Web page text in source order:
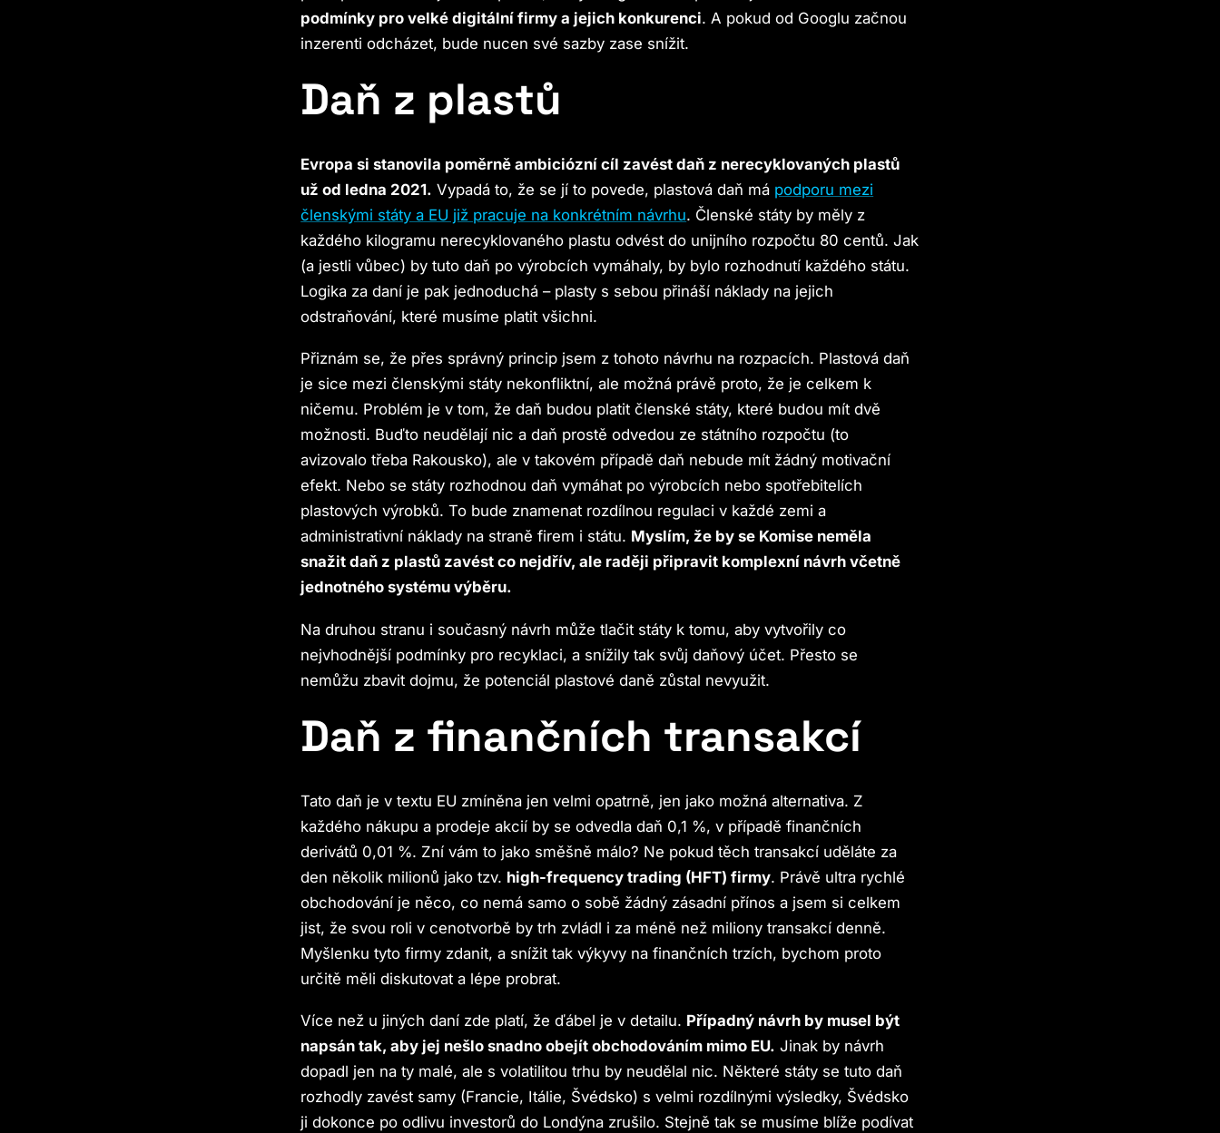
podmínky pro velké digitální firmy a jejich konkurenci. A pokud od Googlu začnou
inzerenti odcházet, bude nucen své sazby zase snížit.
Daň z plastů
Evropa si stanovila poměrně ambiciózní cíl zavést daň z nerecyklovaných plastů
už od ledna 2021. Vypadá to, že se jí to povede, plastová daň má podporu mezi
členskými státy a EU již pracuje na konkrétním návrhu. Členské státy by měly z
každého kilogramu nerecyklovaného plastu odvést do unijního rozpočtu 80 centů. Jak
(a jestli vůbec) by tuto daň po výrobcích vymáhaly, by bylo rozhodnutí každého státu.
Logika za daní je pak jednoduchá – plasty s sebou přináší náklady na jejich
odstraňování, které musíme platit všichni.
Přiznám se, že přes správný princip jsem z tohoto návrhu na rozpacích. Plastová daň
je sice mezi členskými státy nekonfliktní, ale možná právě proto, že je celkem k
ničemu. Problém je v tom, že daň budou platit členské státy, které budou mít dvě
možnosti. Buďto neudělají nic a daň prostě odvedou ze státního rozpočtu (to
avizovalo třeba Rakousko), ale v takovém případě daň nebude mít žádný motivační
efekt. Nebo se státy rozhodnou daň vymáhat po výrobcích nebo spotřebitelích
plastových výrobků. To bude znamenat rozdílnou regulaci v každé zemi a
administrativní náklady na straně firem i státu. Myslím, že by se Komise neměla
snažit daň z plastů zavést co nejdřív, ale raději připravit komplexní návrh včetně
jednotného systému výběru.
Na druhou stranu i současný návrh může tlačit státy k tomu, aby vytvořily co
nejvhodnější podmínky pro recyklaci, a snížily tak svůj daňový účet. Přesto se
nemůžu zbavit dojmu, že potenciál plastové daně zůstal nevyužit.
Daň z finančních transakcí
Tato daň je v textu EU zmíněna jen velmi opatrně, jen jako možná alternativa. Z
každého nákupu a prodeje akcií by se odvedla daň 0,1 %, v případě finančních
derivátů 0,01 %. Zní vám to jako směšně málo? Ne pokud těch transakcí uděláte za
den několik milionů jako tzv. high-frequency trading (HFT) firmy. Právě ultra rychlé
obchodování je něco, co nemá samo o sobě žádný zásadní přínos a jsem si celkem
jist, že svou roli v cenotvorbě by trh zvládl i za méně než miliony transakcí denně.
Myšlenku tyto firmy zdanit, a snížit tak výkyvy na finančních trzích, bychom proto
určitě měli diskutovat a lépe probrat.
Více než u jiných daní zde platí, že ďábel je v detailu. Případný návrh by musel být
napsán tak, aby jej nešlo snadno obejít obchodováním mimo EU. Jinak by návrh
dopadl jen na ty malé, ale s volatilitou trhu by neudělal nic. Některé státy se tuto daň
rozhodly zavést samy (Francie, Itálie, Švédsko) s velmi rozdílnými výsledky, Švédsko
ji dokonce po odlivu investorů do Londýna zrušilo. Stejně tak se musíme blíže podívat